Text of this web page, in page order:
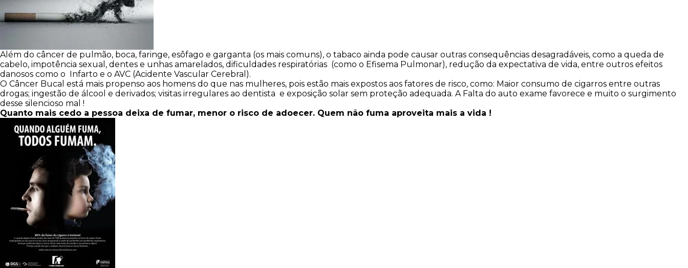
Além do câncer de pulmão, boca, faringe, esôfago e garganta (os mais comuns), o tabaco ainda pode causar outras consequências desagradáveis, como a queda de
cabelo, impotência sexual, dentes e unhas amarelados, dificuldades respiratórias (como o Efisema Pulmonar), redução da expectativa de vida, entre outros efeitos
danosos como o Infarto e o AVC (Acidente Vascular Cerebral).
O Câncer Bucal está mais propenso aos homens do que nas mulheres, pois estão mais expostos aos fatores de risco, como: Maior consumo de cigarros entre outras
drogas; ingestão de álcool e derivados; visitas irregulares ao dentista e exposição solar sem proteção adequada. A Falta do auto exame favorece e muito o surgimento
desse silencioso mal !
Quanto mais cedo a pessoa deixa de fumar, menor o risco de adoecer. Quem não fuma aproveita mais a vida !